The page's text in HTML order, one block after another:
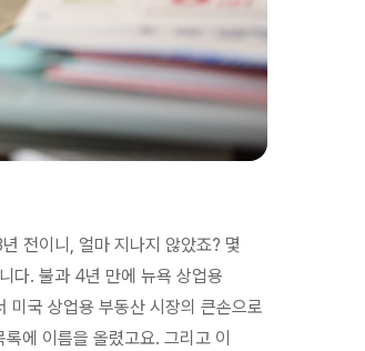
전이니, 얼마 지나지 않았죠? 몇
다. 불과 4년 만에 뉴욕 상업용
미국 상업용 부동산 시장의 큰손으로
에 이름을 올렸고요. 그리고 이